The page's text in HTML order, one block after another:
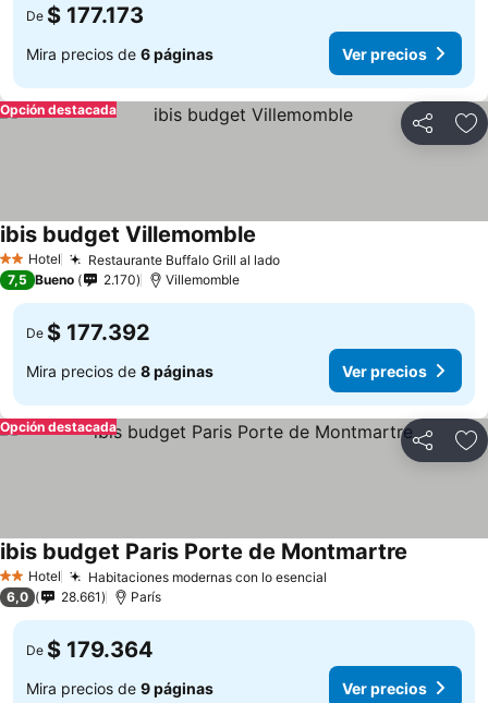
De $ 177.173
Mira precios de 6 páginas Ver precios
Compartir
Opción destacada
2 Estrellas
Hotel Restaurante Buffalo Grill al lado
ibis budget Villemomble
7,5 Bueno 2.170 Villemomble
De $ 177.392
Mira precios de 8 páginas Ver precios
Compartir
Opción destacada
2 Estrellas
Hotel Habitaciones modernas con lo esencial
ibis budget Paris Porte de Montmartre
6,0 28.661 París
De $ 179.364
Mira precios de 9 páginas Ver precios